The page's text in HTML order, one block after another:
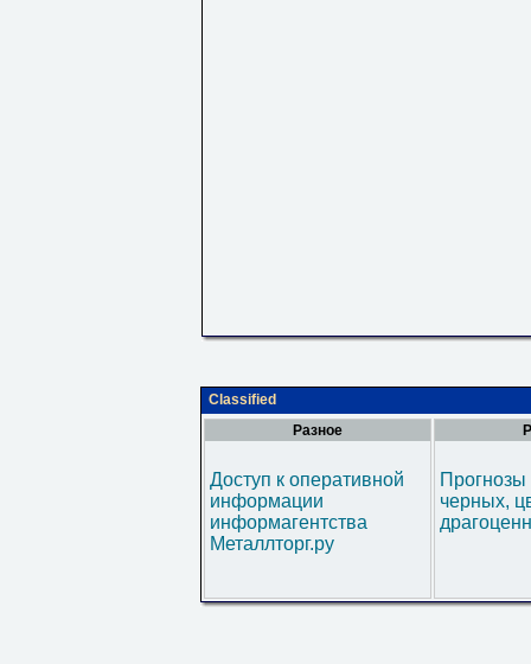
Classified
Разное
Доступ к оперативной
информации
информагентства
Металлторг.ру
черных,